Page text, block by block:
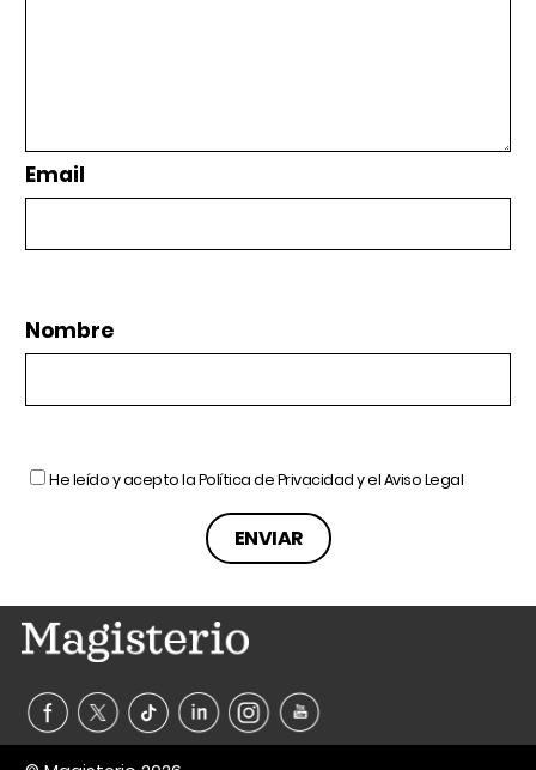
Email
Nombre
He leído y acepto laPolítica de Privacidady elAviso Legal